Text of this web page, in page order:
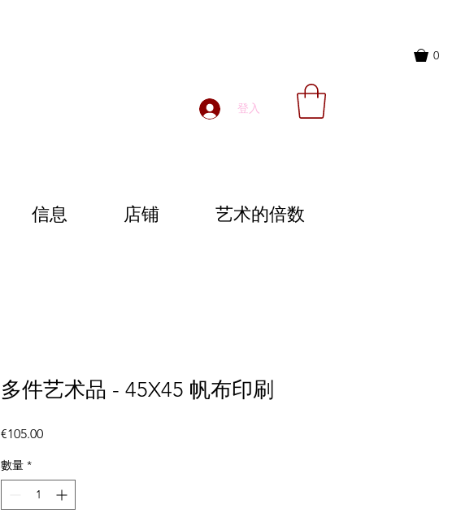
0
登入
信息 店铺 艺术的倍数
多件艺术品 - 45X45 帆布印刷
€105.00價
數量 *